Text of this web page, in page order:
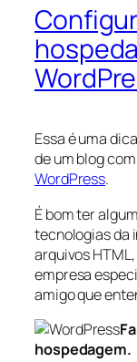
Essa é uma
de um blog
WordPress.
É bom ter
tecnologias da
arquivos
empresa
amigo que
hospedagem.